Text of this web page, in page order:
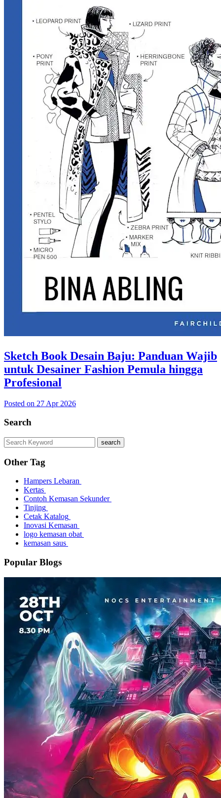
Sketch Book Desain Baju: Panduan Wajib
untuk Desainer Fashion Pemula hingga
Profesional
Posted on 27 Apr 2026
Search
search
Other Tag
Hampers Lebaran
Kertas
Contoh Kemasan Sekunder
Tinjing
Cetak Katalog
Inovasi Kemasan
logo kemasan obat
kemasan saus
Popular Blogs